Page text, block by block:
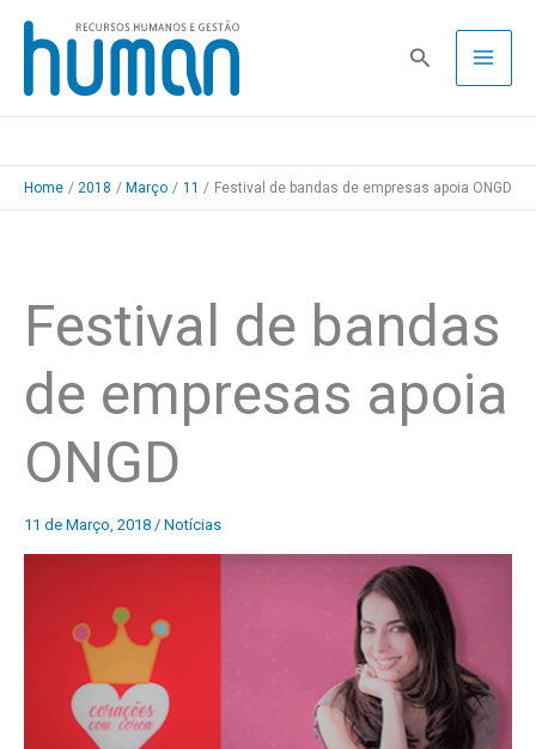
Skip
content
Pesquisa
Home 2018 Março 11 Festival de bandas de empresas apoia ONGD
Festival de bandas
de empresas apoia
ONGD
11 de Março, 2018 / Notícias